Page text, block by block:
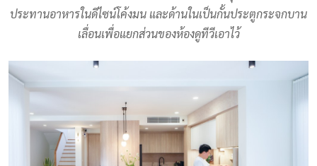
ประทานอาหารในดีไซน์โค้งมน และด้านในเป็นกั้นประตูกระจกบาน
เลื่อนเพื่อแยกส่วนของห้องดูทีวีเอาไว้